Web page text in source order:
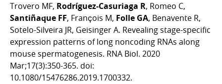
Trovero MF, Rodríguez-Casuriaga R, Romeo C,
Santiñaque FF, François M, Folle GA, Benavente R,
Sotelo-Silveira JR, Geisinger A. Revealing stage-specific
expression patterns of long noncoding RNAs along
mouse spermatogenesis. RNA Biol. 2020
Mar;17(3):350-365. doi:
10.1080/15476286.2019.1700332.